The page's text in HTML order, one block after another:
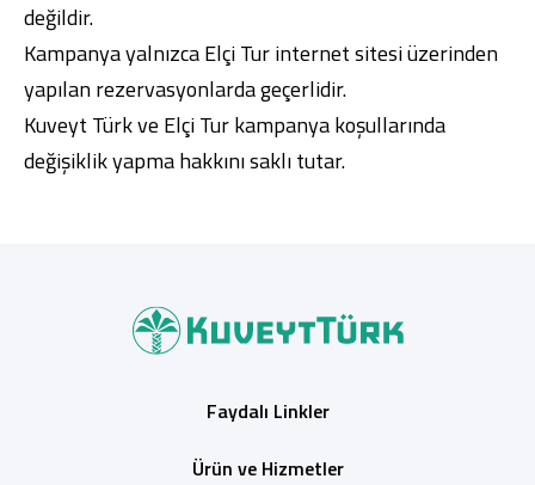
değildir.
Kampanya yalnızca Elçi Tur internet sitesi üzerinden
yapılan rezervasyonlarda geçerlidir.
Kuveyt Türk ve Elçi Tur kampanya koşullarında
değişiklik yapma hakkını saklı tutar.
Faydalı Linkler
Ürün ve Hizmetler